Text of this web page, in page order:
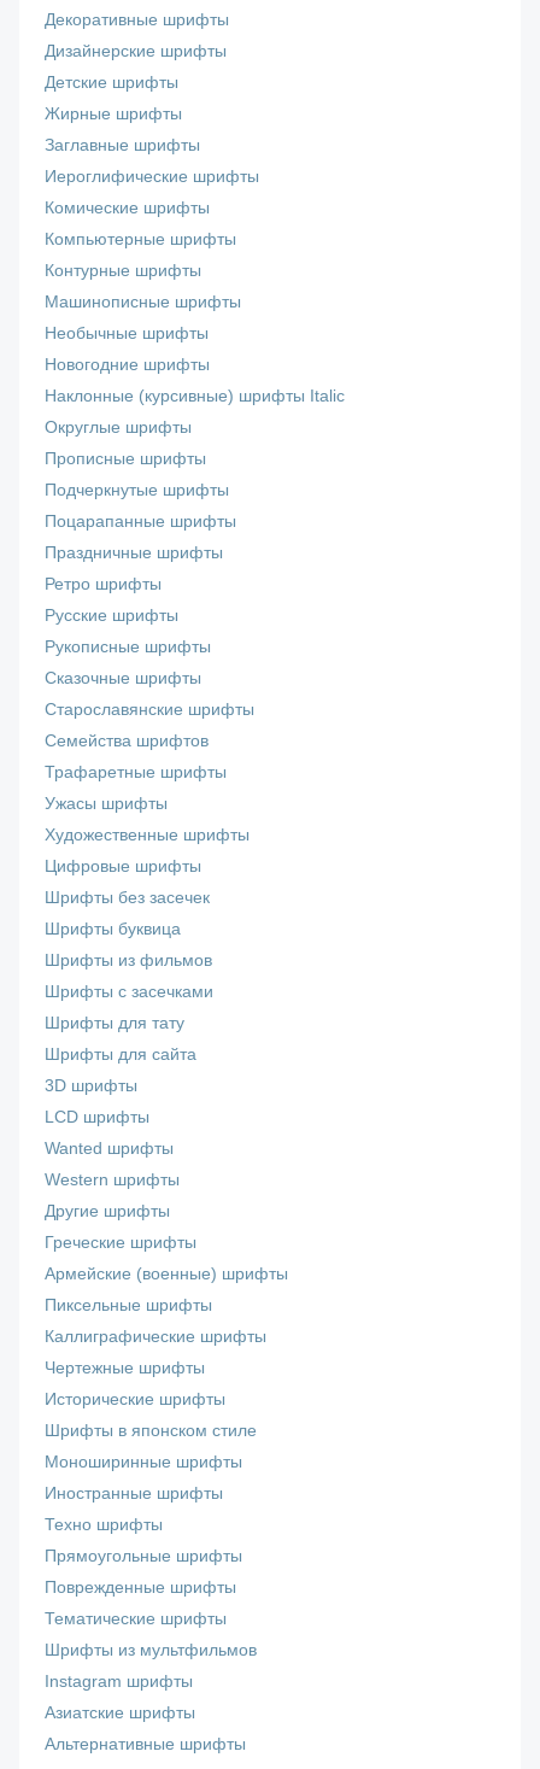
Декоративные шрифты
Дизайнерские шрифты
Детские шрифты
Жирные шрифты
Заглавные шрифты
Иероглифические шрифты
Комические шрифты
Компьютерные шрифты
Контурные шрифты
Машинописные шрифты
Необычные шрифты
Новогодние шрифты
Наклонные (курсивные) шрифты Italic
Округлые шрифты
Прописные шрифты
Подчеркнутые шрифты
Поцарапанные шрифты
Праздничные шрифты
Ретро шрифты
Русские шрифты
Рукописные шрифты
Сказочные шрифты
Старославянские шрифты
Семейства шрифтов
Трафаретные шрифты
Ужасы шрифты
Художественные шрифты
Цифровые шрифты
Шрифты без засечек
Шрифты буквица
Шрифты из фильмов
Шрифты с засечками
Шрифты для тату
Шрифты для сайта
3D шрифты
LCD шрифты
Wanted шрифты
Western шрифты
Другие шрифты
Греческие шрифты
Армейские (военные) шрифты
Пиксельные шрифты
Каллиграфические шрифты
Чертежные шрифты
Исторические шрифты
Шрифты в японском стиле
Моноширинные шрифты
Иностранные шрифты
Техно шрифты
Прямоугольные шрифты
Поврежденные шрифты
Тематические шрифты
Шрифты из мультфильмов
Instagram шрифты
Азиатские шрифты
Альтернативные шрифты